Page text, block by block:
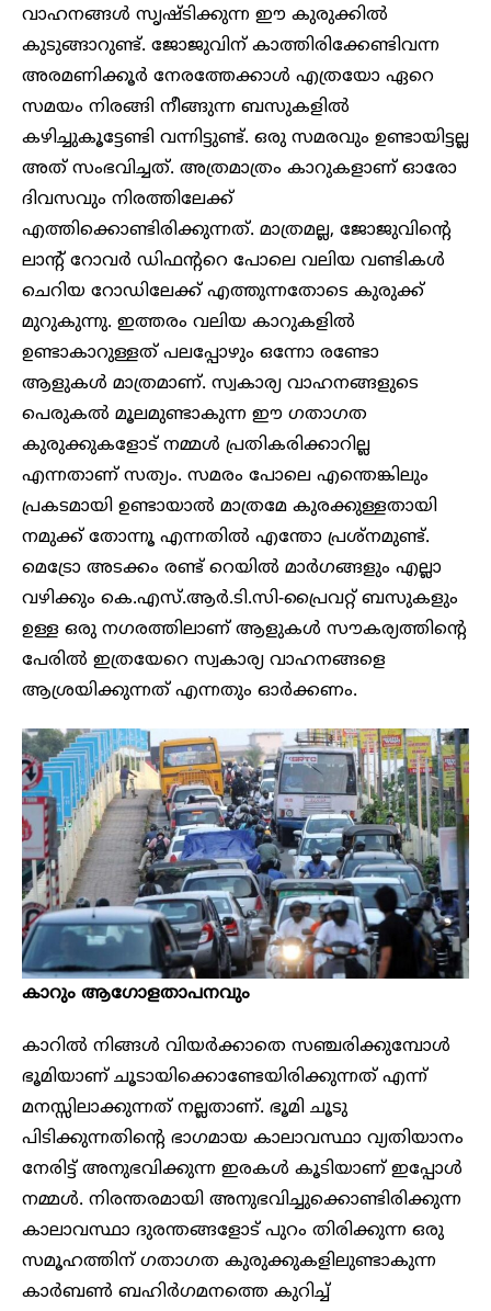
വാഹനങ്ങൾ സൃഷ്ടിക്കുന്ന ഈ കുരുക്കിൽ
കുടുങ്ങാറുണ്ട്. ജോജുവിന് കാത്തിരിക്കേണ്ടിവന്ന
അരമണിക്കൂർ നേരത്തേക്കാൾ എത്രയോ ഏറെ
സമയം നിരങ്ങി നീങ്ങുന്ന ബസുകളിൽ
കഴിച്ചുകൂട്ടേണ്ടി വന്നിട്ടുണ്ട്. ഒരു സമരവും ഉണ്ടായിട്ടല്ല
അത് സംഭവിച്ചത്. അത്രമാത്രം കാറുകളാണ് ഓരോ
ദിവസവും നിരത്തിലേക്ക്
എത്തിക്കൊണ്ടിരിക്കുന്നത്. മാത്രമല്ല, ജോജുവിന്റെ
ലാന്റ് റോവർ ഡിഫന്ററെ പോലെ വലിയ വണ്ടികൾ
ചെറിയ റോഡിലേക്ക് എത്തുന്നതോടെ കുരുക്ക്
മുറുകുന്നു. ഇത്തരം വലിയ കാറുകളിൽ
ഉണ്ടാകാറുള്ളത് പലപ്പോഴും ഒന്നോ രണ്ടോ
ആളുകൾ മാത്രമാണ്. സ്വകാര്യ വാഹനങ്ങളുടെ
പെരുകൽ മൂലമുണ്ടാകുന്ന ഈ ​ഗതാ​ഗത
കുരുക്കുകളോട് നമ്മൾ പ്രതികരിക്കാറില്ല
എന്നതാണ് സത്യം. സമരം പോലെ എന്തെങ്കിലും
പ്രകടമായി ഉണ്ടായാൽ മാത്രമേ കുരക്കുള്ളതായി
നമുക്ക് തോന്നൂ എന്നതിൽ എന്തോ പ്രശ്നമുണ്ട്.
മെട്രോ അടക്കം രണ്ട് റെയിൽ മാർ​ഗങ്ങളും എല്ലാ
വഴിക്കും കെ.എസ്.ആർ.ടി.സി-പ്രൈവറ്റ് ബസുകളും
ഉള്ള ഒരു ന​ഗരത്തിലാണ് ആളുകൾ സൗകര്യത്തിന്റെ
പേരിൽ ഇത്രയേറെ സ്വകാര്യ വാഹനങ്ങളെ
ആശ്രയിക്കുന്നത് എന്നതും ഓർക്കണം.
കാറും ആ​ഗോളതാപനവും
കാറിൽ നിങ്ങൾ വിയർക്കാതെ സഞ്ചരിക്കുമ്പോൾ
ഭൂമിയാണ് ചൂടായിക്കൊണ്ടേയിരിക്കുന്നത് എന്ന്
മനസ്സിലാക്കുന്നത് നല്ലതാണ്. ഭൂമി ചൂടു
പിടിക്കുന്നതിന്റെ ഭാ​ഗമായ കാലാവസ്ഥാ വ്യതിയാനം
നേരിട്ട് അനുഭവിക്കുന്ന ഇരകൾ കൂടിയാണ് ഇപ്പോൾ
നമ്മൾ. നിരന്തരമായി അനുഭവിച്ചുക്കൊണ്ടിരിക്കുന്ന
കാലാവസ്ഥാ ദുരന്തങ്ങളോട് പുറം തിരിക്കുന്ന ഒരു
സമൂഹത്തിന് ​ഗതാ​ഗത കുരുക്കുകളിലുണ്ടാകുന്ന
കാർബൺ ബ​ഹിർ​ഗമനത്തെ കുറിച്ച്